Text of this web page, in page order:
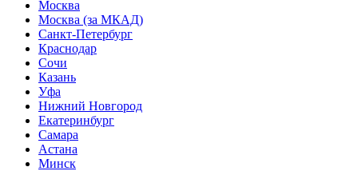
Москва
Москва (за МКАД)
Санкт-Петербург
Краснодар
Сочи
Казань
Уфа
Нижний Новгород
Екатеринбург
Самара
Астана
Минск